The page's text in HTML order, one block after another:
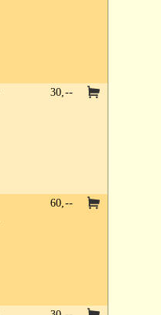
30,--
60,--